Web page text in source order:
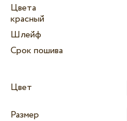
Цвета
красный
Шлейф
Срок пошива
Цвет
Размер